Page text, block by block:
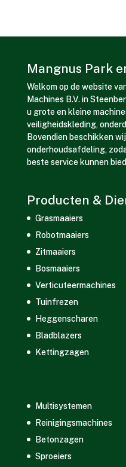
Mangnus Park
Welkom op de website
Machines B.V. in
u grote en kleine
veiligheidskleding,
Bovendien beschikken
onderhoudsafdeling,
beste service kunnen
Producten &
Grasmaaiers
Robotmaaiers
Zitmaaiers
Bosmaaiers
Verticuteermachines
Tuinfrezen
Heggenscharen
Bladblazers
Kettingzagen
Multisystemen
Reinigingsmachines
Betonzagen
Sproeiers